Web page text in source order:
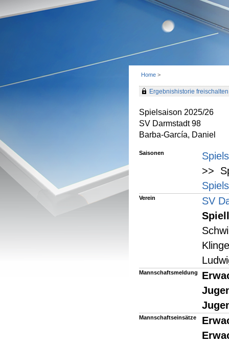
Home >
Ergebnishistorie freischalten
Spielsaison 2025/26
SV Darmstadt 98
Barba-García, Daniel
Saisonen
>>
Verein
SV
Mannschaftsmeldung
Mannschaftseinsätze